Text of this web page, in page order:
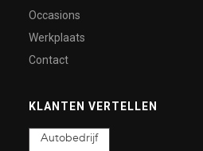
Occasions
Werkplaats
Contact
KLANTEN VERTELLEN
Autobedrijf